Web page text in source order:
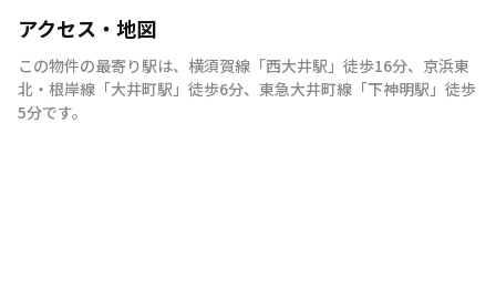
アクセス・地図
この物件の最寄り駅は、 横須賀線 「西大井駅 」 徒歩16分、 京浜東
北・根岸線 「大井町駅 」 徒歩6分、 東急大井町線 「下神明駅 」 徒歩
5分です。